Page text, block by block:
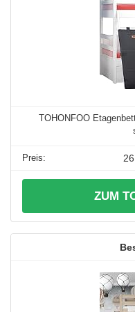
TOHONFOO
ZUM